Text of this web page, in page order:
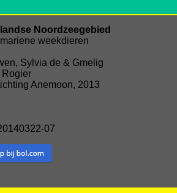
Noordzeegebied
weekdieren
Sylvia de & Gmelig
Rogier
Anemoon, 2013
07